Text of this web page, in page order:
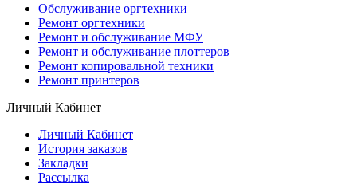
Обслуживание оргтехники
Ремонт оргтехники
Ремонт и обслуживание МФУ
Ремонт и обслуживание плоттеров
Ремонт копировальной техники
Ремонт принтеров
Личный Кабинет
Личный Кабинет
История заказов
Закладки
Рассылка